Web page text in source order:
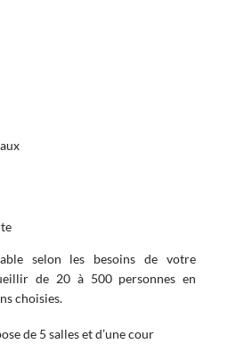
selon les besoins de votre
de 20 à 500 personnes en
choisies.
de 5 salles et d’une cour